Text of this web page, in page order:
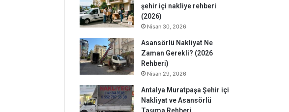
şehir içi nakliye rehberi
(2026)
Nisan 30, 2026
Asansörlü Nakliyat Ne
Zaman Gerekli? (2026
Rehberi)
Nisan 29, 2026
Antalya Muratpaşa Şehir içi
Nakliyat ve Asansörlü
Taşıma Rehberi